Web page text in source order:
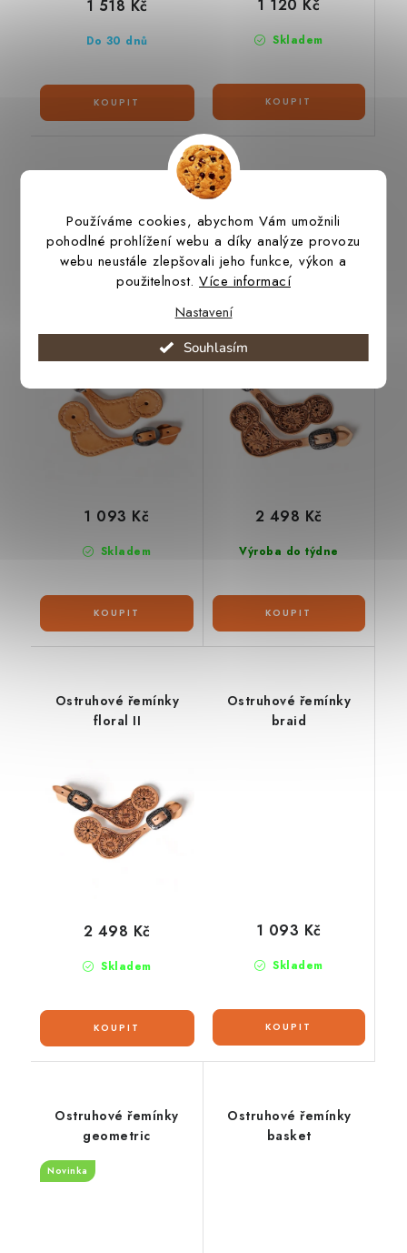
Používáme cookies, abychom Vám umožnili
pohodlné prohlížení webu a díky analýze provozu
webu neustále zlepšovali jeho funkce, výkon a
použitelnost. Více informací
Nastavení
Souhlasím
Do 30 dnů
1 518 Kč
Skladem
1 120 Kč
Podobné produkty
Ostruhové řemínky
Skladem
1 093 Kč
Ostruhové řemínky
Výroba do týdne
2 498 Kč
Ostruhové řemínky
floral II
Skladem
2 498 Kč
Ostruhové řemínky
braid
Skladem
1 093 Kč
Ostruhové řemínky
geometric
Novinka
Ostruhové řemínky
basket